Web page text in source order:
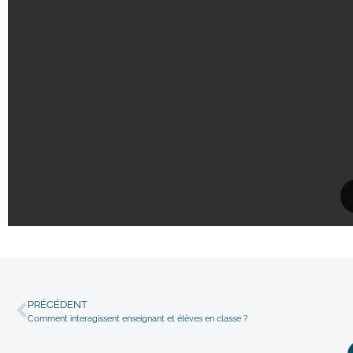
PRÉCÉDENT
Comment interagissent enseignant et élèves en classe ?